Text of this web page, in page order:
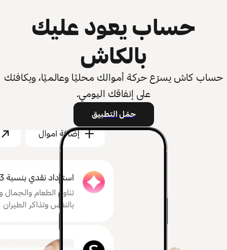
حساب يعود عليك
بالكاش
حساب كاش يسرّع حركة أموالك محليًا وعالميًا، ويكافئك
على إنفاقك اليومي.
حمّل التطبيق